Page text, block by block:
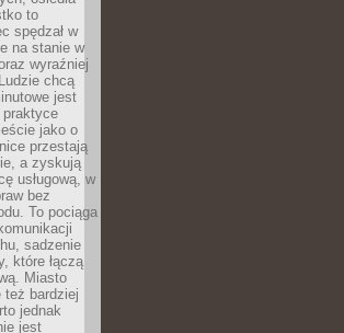
to
spędzał w
na stanie w
wyraźniej
chcą
jest
praktyce
jako o
przestają
a zyskują
usługową, w
bez
To pociąga
sadzenie
które łączą
Miasto
bardziej
jednak
jest